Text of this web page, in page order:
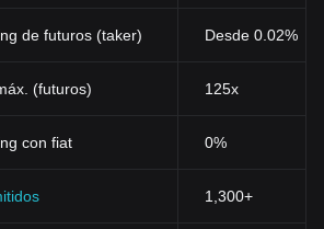
de futuros (taker) Desde 0.02%
(futuros) 125x
con fiat 0%
1,300+